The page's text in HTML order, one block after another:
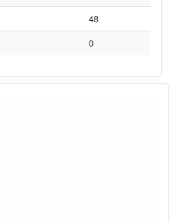
48
0